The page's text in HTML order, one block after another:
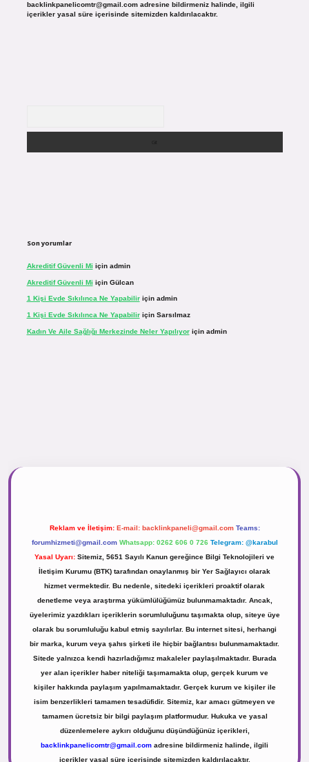
backlinkpanelicomtr@gmail.comadresine bildirmeniz halinde, ilgili
içerikler yasal süre içerisinde sitemizden kaldırılacaktır.
Son yorumlar
Akreditif Güvenli Mi için admin
Akreditif Güvenli Mi için Gülcan
1 Kişi Evde Sıkılınca Ne Yapabiliriçin admin
1 Kişi Evde Sıkılınca Ne Yapabiliriçin Sarsılmaz
Kadın Ve Aile Sağlığı Merkezinde Neler Yapılıyoriçin admin
Reklam ve İletişim: E-mail: backlinkpaneli@gmail.com Teams:
forumhizmeti@gmail.com Whatsapp: 0262 606 0 726 Telegram: @karabul
Yasal Uyarı: Sitemiz, 5651 Sayılı Kanun gereğince Bilgi Teknolojileri ve
İletişim Kurumu (BTK) tarafından onaylanmış bir Yer Sağlayıcı olarak
hizmet vermektedir. Bu nedenle, sitedeki içerikleri proaktif olarak
denetleme veya araştırma yükümlülüğümüz bulunmamaktadır. Ancak,
üyelerimiz yazdıkları içeriklerin sorumluluğunu taşımakta olup, siteye üye
olarak bu sorumluluğu kabul etmiş sayılırlar. Bu internet sitesi, herhangi
bir marka, kurum veya şahıs şirketi ile hiçbir bağlantısı bulunmamaktadır.
Sitede yalnızca kendi hazırladığımız makaleler paylaşılmaktadır. Burada
yer alan içerikler haber niteliği taşımamakta olup, gerçek kurum ve
kişiler hakkında paylaşım yapılmamaktadır. Gerçek kurum ve kişiler ile
isim benzerlikleri tamamen tesadüfidir. Sitemiz, kar amacı gütmeyen ve
tamamen ücretsiz bir bilgi paylaşım platformudur. Hukuka ve yasal
düzenlemelere aykırı olduğunu düşündüğünüz içerikleri,
backlinkpanelicomtr@gmail.com adresine bildirmeniz halinde, ilgili
içerikler yasal süre içerisinde sitemizden kaldırılacaktır.